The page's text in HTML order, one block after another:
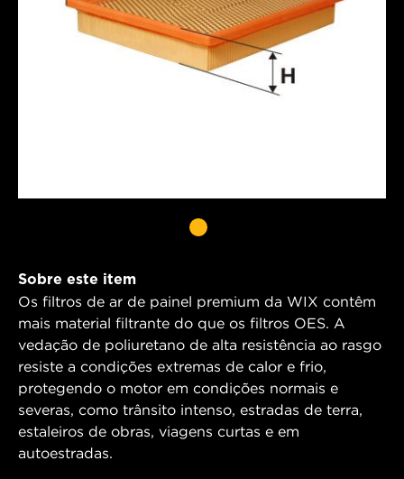
Sobre este item
Os filtros de ar de painel premium da WIX contêm
mais material filtrante do que os filtros OES. A
vedação de poliuretano de alta resistência ao rasgo
resiste a condições extremas de calor e frio,
protegendo o motor em condições normais e
severas, como trânsito intenso, estradas de terra,
estaleiros de obras, viagens curtas e em
autoestradas.